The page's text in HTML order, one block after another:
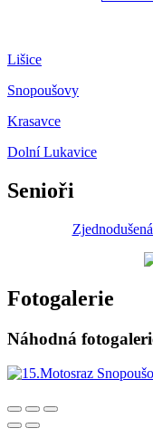
Lišice
Snopoušovy
Krasavce
Dolní Lukavice
Senioři
Fotogalerie
Náhodná